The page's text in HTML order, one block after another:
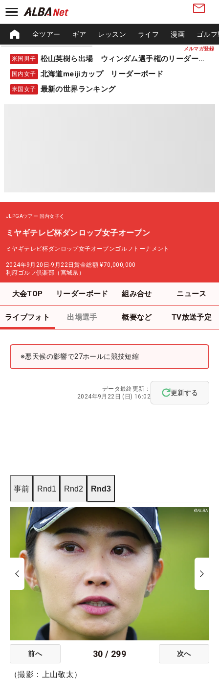
メルマガ登録
全ツアー ギア レッスン ライフ 漫画 ゴル
米国男子 松山英樹ら出場 ウィンダム選手権のリーダーボード
国内女子 北海道meijiカップ リーダーボード
米国女子 最新の世界ランキング
JLPGAツアー 国内女子
ミヤギテレビ杯ダンロップ女子オープン
ミヤギテレビ杯ダンロップ女子オープンゴルフトーナメント
2024年9月20日-9月22日賞金総額 ¥70,000,000
利府ゴルフ倶楽部（宮城県）
大会TOP リーダーボード 組み合せ ニュース
ライブフォト 出場選手 概要など TV放送予定
※悪天候の影響で27ホールに競技短縮
データ最終更新：
2024年9月22日 (日) 16:02
更新する
事前 Rnd1 Rnd2 Rnd3
前へ 30 / 299 次へ
（撮影：上山敬太）